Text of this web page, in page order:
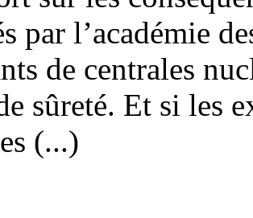
par l’académie
de centrales
sûreté. Et si les
(...)